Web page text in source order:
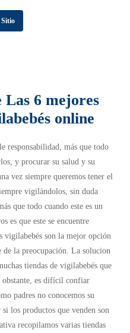
6 mejores
online
responsabilidad, más que todo
y procurar su salud y su
vez siempre queremos tener el
vigilándolos, sin duda
que todo cuando este es un
es que este se encuentre
vigilabebés son la mejor opción
la preocupación. La solucion
tiendas de vigilabebés que
obstante, es difícil confiar
padres no conocemos su
los productos que venden son
recopilamos varias tiendas